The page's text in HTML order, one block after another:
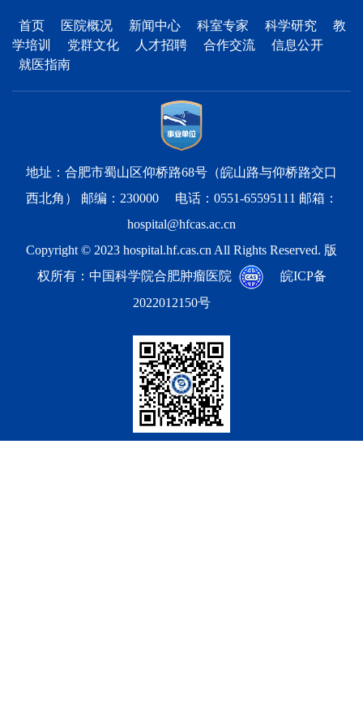
首页 医院概况 新闻中心 科室专家 科学研究
教
学培训
党群文化 人才招聘 合作交流
信息公开
就医指南
地址：合肥市蜀山区仰桥路68号（皖山路与仰桥路交口
西北角） 邮编：230000 电话：0551-65595111 邮箱：
hospital@hfcas.ac.cn
Copyright © 2023 hospital.hf.cas.cn All Rights Reserved. 版
权所有：中国科学院合肥肿瘤医院
皖ICP备
2022012150号